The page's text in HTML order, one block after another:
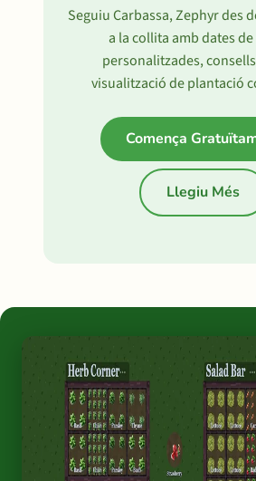
Seguiu Carbassa, Zephyr des
a la collita amb dates
personalitzades,
visualització de plantació
Comença
Llegiu Més